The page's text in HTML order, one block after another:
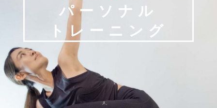
パーソナル
トレーニング